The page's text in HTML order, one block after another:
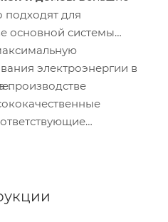
подходят для
основной системы
электроэнергии в
производстве